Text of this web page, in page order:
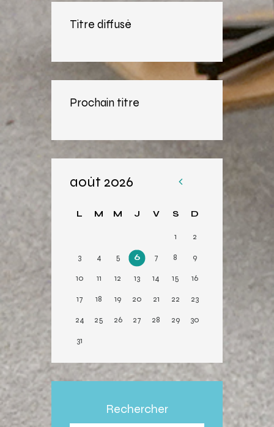
Titre diffusé
Prochain titre
août 2026
L M M J V S D
1
2
3
4 5 6 7 8
9
10
11 12 13 14 15
16
17
18 19 20 21 22
23
24
25 26 27 28 29
30
31
«
r
Rechercher